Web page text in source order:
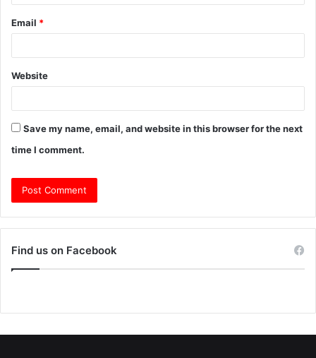
Email *
Website
Save my name, email, and website in this browser for the next
time I comment.
Find us on Facebook